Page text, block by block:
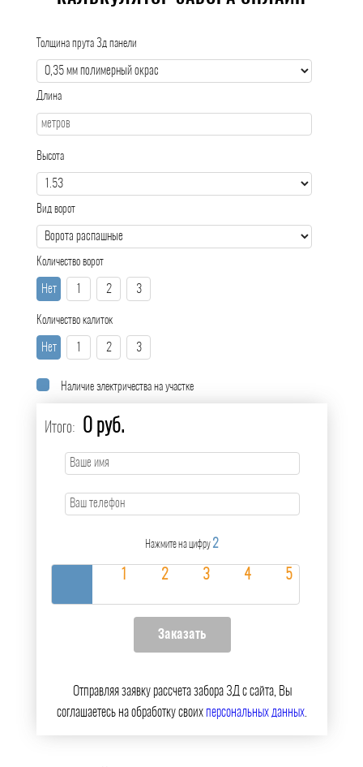
Толщина прута 3д панели
Длина
Высота
Вид ворот
Количество ворот
Нет 1 2 3
Количество калиток
Нет 1 2 3
Наличие электричества на участке
Итого: 0 руб.
Нажмите на цифру 2
Отправляя заявку рассчета забора 3Д с сайта, Вы
соглашаетесь на обработку своихперсональных данных